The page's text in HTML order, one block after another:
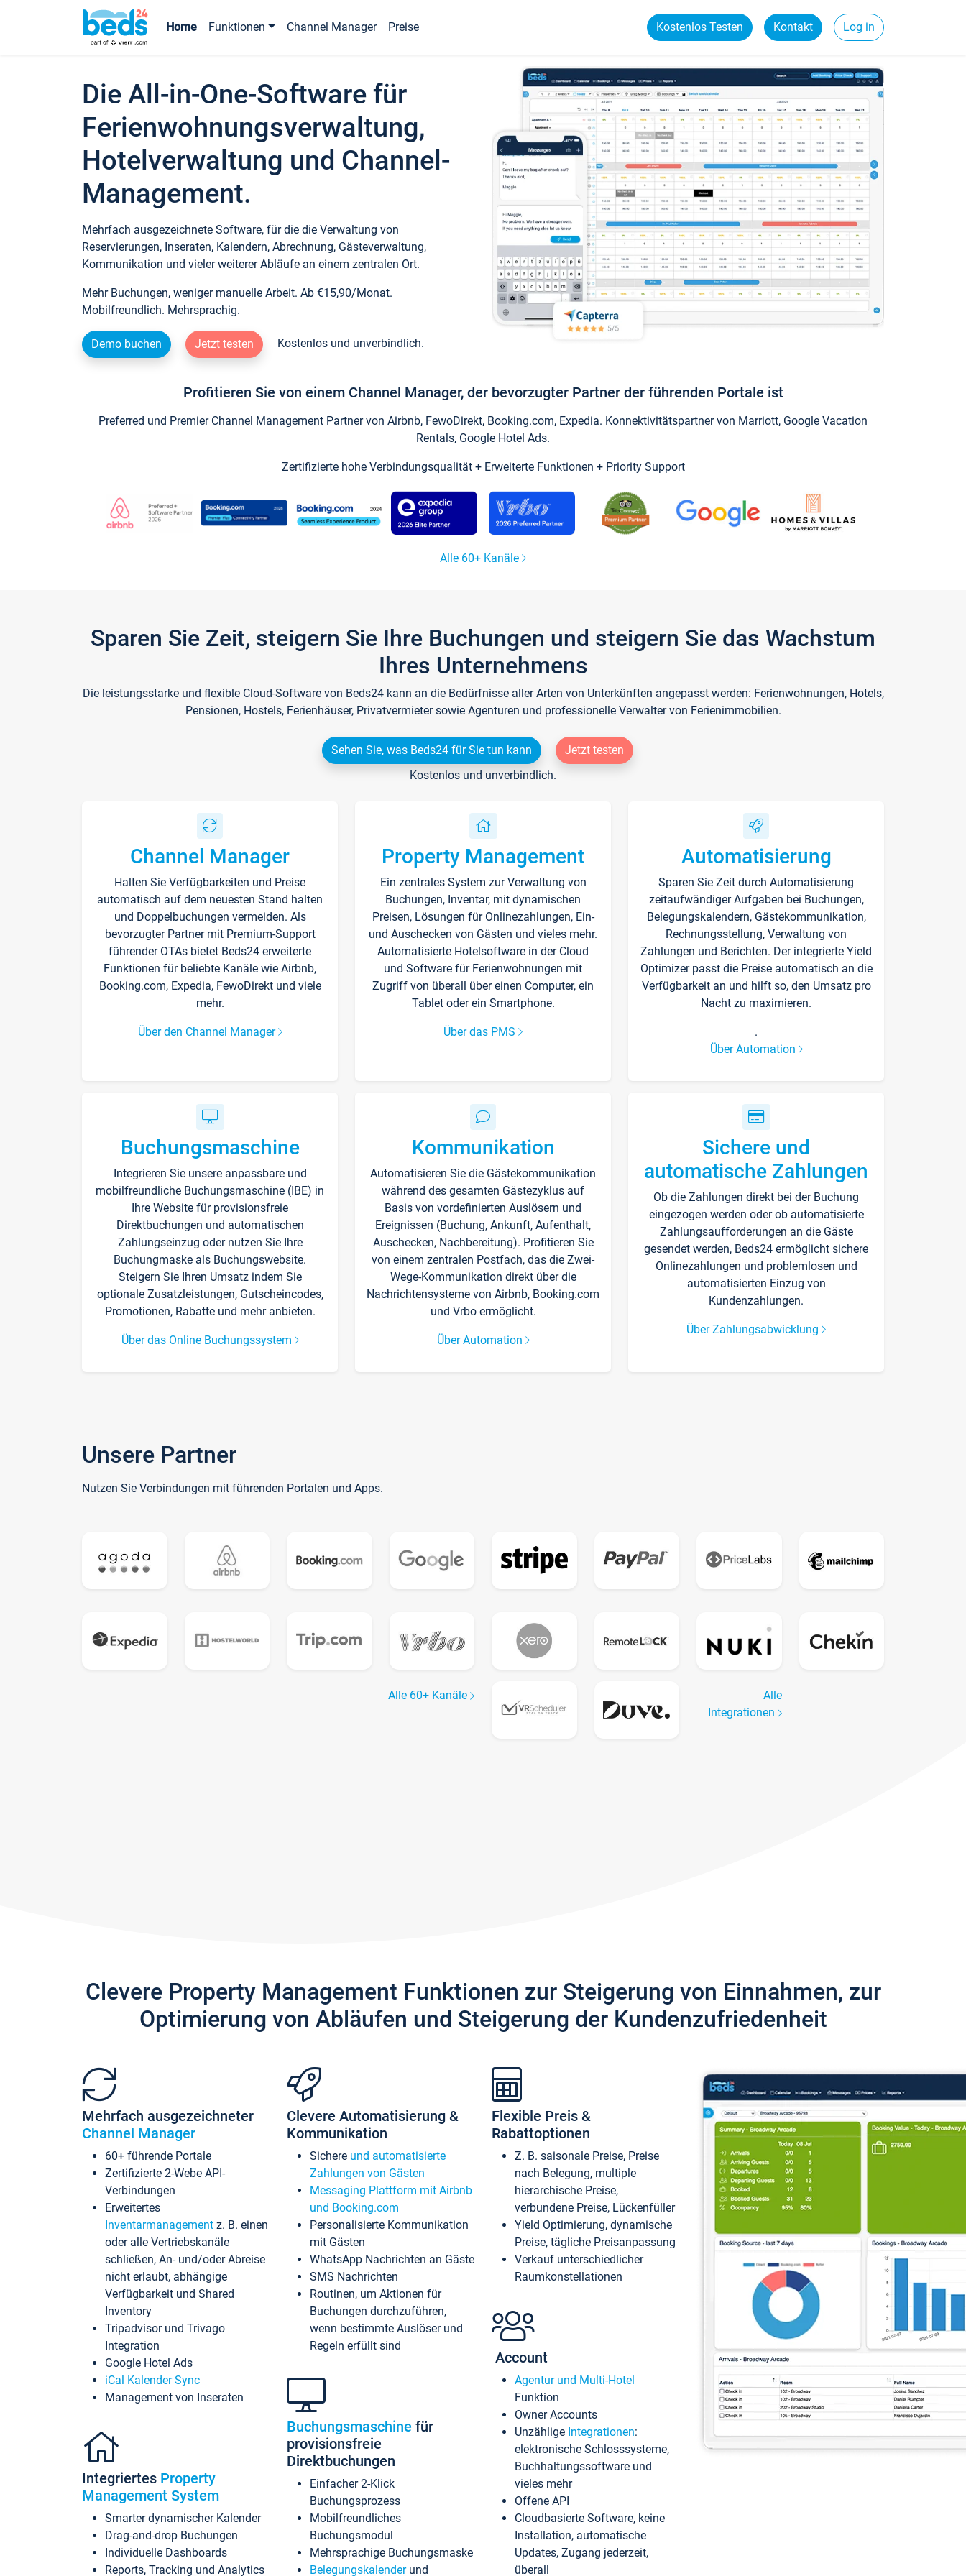
Home Funktionen Channel Manager Preise Kostenlos Testen Kontakt Log in
Die All-in-One-Software für
Ferienwohnungsverwaltung,
Hotelverwaltung und Channel-
Management.
Mehrfach ausgezeichnete Software, für die die Verwaltung von
Reservierungen, Inseraten, Kalendern, Abrechnung, Gästeverwaltung,
Kommunikation und vieler weiterer Abläufe an einem zentralen Ort.
Mehr Buchungen, weniger manuelle Arbeit. Ab €15,90/Monat.
Mobilfreundlich. Mehrsprachig.
Demo buchen Jetzt testen Kostenlos und unverbindlich.
Profitieren Sie von einem Channel Manager, der bevorzugter Partner der führenden Portale ist
Preferred und Premier Channel Management Partner von Airbnb, FewoDirekt, Booking.com, Expedia. Konnektivitätspartner von Marriott, Google Vacation
Rentals, Google Hotel Ads.
Zertifizierte hohe Verbindungsqualität + Erweiterte Funktionen + Priority Support
Alle 60+ Kanäle
Sparen Sie Zeit, steigern Sie Ihre Buchungen und steigern Sie das Wachstum
Ihres Unternehmens
Die leistungsstarke und flexible Cloud-Software von Beds24 kann an die Bedürfnisse aller Arten von Unterkünften angepasst werden: Ferienwohnungen, Hotels,
Pensionen, Hostels, Ferienhäuser, Privatvermieter sowie Agenturen und professionelle Verwalter von Ferienimmobilien.
Sehen Sie, was Beds24 für Sie tun kann
Jetzt testen
Kostenlos und unverbindlich.
Channel Manager
Halten Sie Verfügbarkeiten und Preise
automatisch auf dem neuesten Stand halten
und Doppelbuchungen vermeiden. Als
bevorzugter Partner mit Premium-Support
führender OTAs bietet Beds24 erweiterte
Funktionen für beliebte Kanäle wie Airbnb,
Booking.com, Expedia, FewoDirekt und viele
mehr.
Über den Channel Manager
Property Management
Ein zentrales System zur Verwaltung von
Buchungen, Inventar, mit dynamischen
Preisen, Lösungen für Onlinezahlungen, Ein-
und Auschecken von Gästen und vieles mehr.
Automatisierte Hotelsoftware in der Cloud
und Software für Ferienwohnungen mit
Zugriff von überall über einen Computer, ein
Tablet oder ein Smartphone.
Über das PMS
Automatisierung
Sparen Sie Zeit durch Automatisierung
zeitaufwändiger Aufgaben bei Buchungen,
Belegungskalendern, Gästekommunikation,
Rechnungsstellung, Verwaltung von
Zahlungen und Berichten. Der integrierte Yield
Optimizer passt die Preise automatisch an die
Verfügbarkeit an und hilft so, den Umsatz pro
Nacht zu maximieren.
.
Über Automation
Buchungsmaschine
Integrieren Sie unsere anpassbare und
mobilfreundliche Buchungsmaschine (IBE) in
Ihre Website für provisionsfreie
Direktbuchungen und automatischen
Zahlungseinzug oder nutzen Sie Ihre
Buchungmaske als Buchungswebsite.
Steigern Sie Ihren Umsatz indem Sie
optionale Zusatzleistungen, Gutscheincodes,
Promotionen, Rabatte und mehr anbieten.
Über das Online Buchungssystem
Kommunikation
Automatisieren Sie die Gästekommunikation
während des gesamten Gästezyklus auf
Basis von vordefinierten Auslösern und
Ereignissen (Buchung, Ankunft, Aufenthalt,
Auschecken, Nachbereitung). Profitieren Sie
von einem zentralen Postfach, das die Zwei-
Wege-Kommunikation direkt über die
Nachrichtensysteme von Airbnb, Booking.com
und Vrbo ermöglicht.
Über Automation
Sichere und
automatische Zahlungen
Ob die Zahlungen direkt bei der Buchung
eingezogen werden oder ob automatisierte
Zahlungsaufforderungen an die Gäste
gesendet werden, Beds24 ermöglicht sichere
Onlinezahlungen und problemlosen und
automatisierten Einzug von
Kundenzahlungen.
Über Zahlungsabwicklung
Unsere Partner
Nutzen Sie Verbindungen mit führenden Portalen und Apps.
Alle 60+ Kanäle
Alle
Integrationen
Clevere Property Management Funktionen zur Steigerung von Einnahmen, zur
Optimierung von Abläufen und Steigerung der Kundenzufriedenheit
Mehrfach ausgezeichneter
Channel Manager
60+ führende Portale
Zertifizierte 2-Webe API-
Verbindungen
Erweitertes
Inventarmanagement z. B. einen
oder alle Vertriebskanäle
schließen, An- und/oder Abreise
nicht erlaubt, abhängige
Verfügbarkeit und Shared
Inventory
Tripadvisor und Trivago
Integration
Google Hotel Ads
iCal Kalender Sync
Management von Inseraten
Integriertes Property
Management System
Smarter dynamischer Kalender
Drag-and-drop Buchungen
Individuelle Dashboards
Reports, Tracking und Analytics
Clevere Automatisierung &
Kommunikation
Sichere und automatisierte
Zahlungen von Gästen
Messaging Plattform mit Airbnb
und Booking.com
Personalisierte Kommunikation
mit Gästen
WhatsApp Nachrichten an Gäste
SMS Nachrichten
Routinen, um Aktionen für
Buchungen durchzuführen,
wenn bestimmte Auslöser und
Regeln erfüllt sind
Buchungsmaschine für
provisionsfreie
Direktbuchungen
Einfacher 2-Klick
Buchungsprozess
Mobilfreundliches
Buchungsmodul
Mehrsprachige Buchungsmaske
Belegungskalenderund
Flexible Preis &
Rabattoptionen
Z. B. saisonale Preise, Preise
nach Belegung, multiple
hierarchische Preise,
verbundene Preise, Lückenfüller
Yield Optimierung, dynamische
Preise, tägliche Preisanpassung
Verkauf unterschiedlicher
Raumkonstellationen
Account
Agentur und Multi-Hotel
Funktion
Owner Accounts
Unzählige Integrationen:
elektronische Schlosssysteme,
Buchhaltungssoftware und
vieles mehr
Offene API
Cloudbasierte Software, keine
Installation, automatische
Updates, Zugang jederzeit,
überall